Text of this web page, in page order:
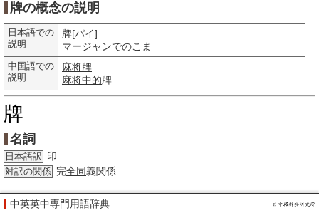
牌の概念の説明
日本語での
説明
牌[パイ]
マージャンでのこま
中国語での
説明
麻将牌
麻将中的牌
牌
名詞
日本語訳 印
対訳の関係 完全同義関係
中英英中専門用語辞典